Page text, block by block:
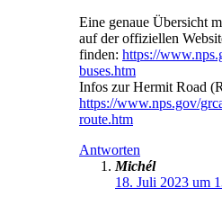
Eine genaue Übersicht
auf der offiziellen
finden: https://
buses.htm
Infos zur Hermit Road
https://www.nps.gov/
route.htm
Antworten
Michél
18. Juli 2023 um